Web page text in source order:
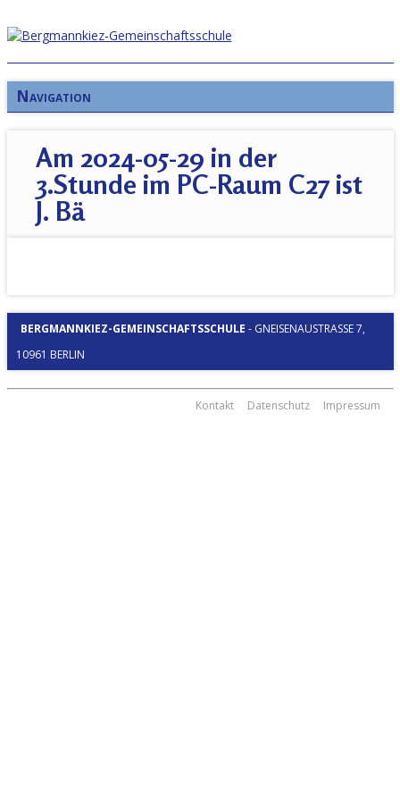
Navigation
Am 2024-05-29 in der
3.Stunde im PC-Raum C27 ist
J. Bä
BERGMANNKIEZ-GEMEINSCHAFTSSCHULE - GNEISENAUSTRASSE 7, 1
0961 BERLIN
Kontakt Datenschutz Impressum